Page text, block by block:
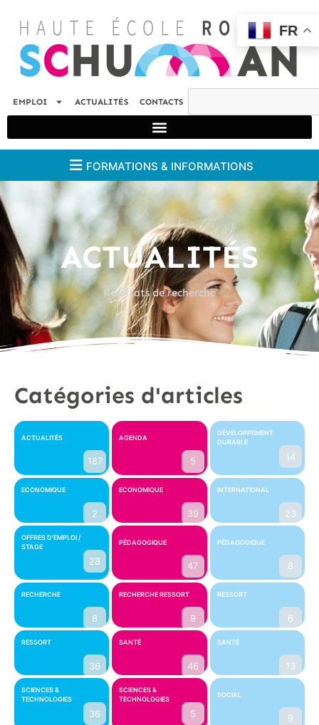
EMPLOI ACTUALITÉS CONTACTS
FORMATIONS & INFORMATIONS
ACTUALITÉS
Résultats de recherche
Catégories d'articles
ACTUALITÉS
187
AGENDA
5
DÉVELOPPEMENT
DURABLE
14
ECONOMIQUE
2
ECONOMIQUE
39
INTERNATIONAL
23
OFFRES D'EMPLOI /
STAGE
28
PÉDAGOGIQUE
47
PÉDAGOGIQUE
8
RECHERCHE
8
RECHERCHE RESSORT
9
RESSORT
6
RESSORT
36
SANTÉ
46
SANTÉ
13
SCIENCES &
TECHNOLOGIES
36
SCIENCES &
TECHNOLOGIES
5
SOCIAL
9
FR